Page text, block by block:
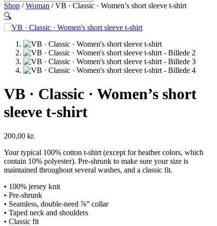
Shop /Woman / VB · Classic · Women’s short sleeve t-shirt
🔍
VB · Classic · Women’s short
sleeve t-shirt
200,00 kr.
Your typical 100% cotton t-shirt (except for heather colors, which
contain 10% polyester). Pre-shrunk to make sure your size is
maintained throughout several washes, and a classic fit.
• 100% jersey knit
• Pre-shrunk
• Seamless, double-need ⅞” collar
• Taped neck and shoulders
• Classic fit